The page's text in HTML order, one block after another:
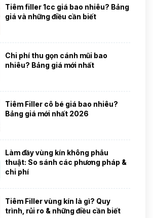
Tiêm filler 1cc giá bao nhiêu? Bảng
giá và những điều cần biết
Chi phí thu gọn cánh mũi bao
nhiêu? Bảng giá mới nhất
Tiêm Filler cô bé giá bao nhiêu?
Bảng giá mới nhất 2026
Làm đầy vùng kín không phẫu
thuật: So sánh các phương pháp &
chi phí
Tiêm Filler vùng kín là gì? Quy
trình, rủi ro & những điều cần biết